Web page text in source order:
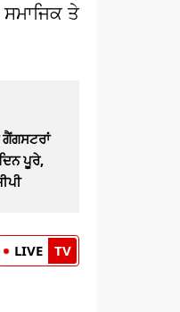
ਤੇ
ਗੈਂਗਸਟਰਾਂ
ਪੂਰੇ,
LIVE TV